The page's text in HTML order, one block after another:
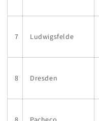
7 Ludwigsfelde
8 Dresden